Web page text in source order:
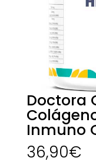
Doctora
Inmuno
36,90€